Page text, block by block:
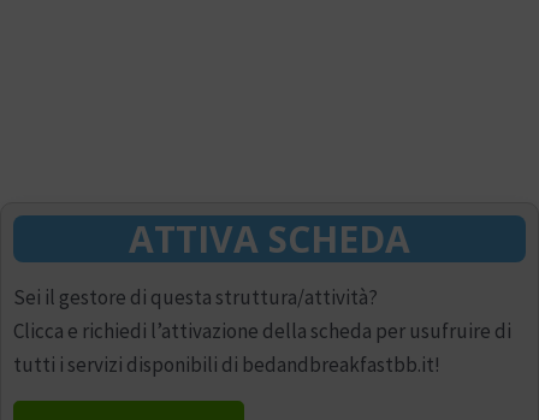
ATTIVA SCHEDA
Sei il gestore di questa struttura/attività?
Clicca e richiedi l’attivazione della scheda per usufruire di
tutti i servizi disponibili di bedandbreakfastbb.it!